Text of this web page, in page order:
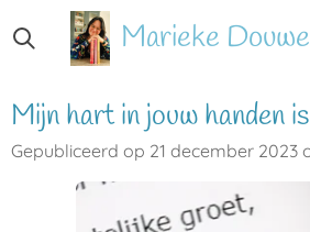
direct
de
hoofdinhoud
Marieke
Mijn hart in jouw handen
Gepubliceerd op 21 december 2023